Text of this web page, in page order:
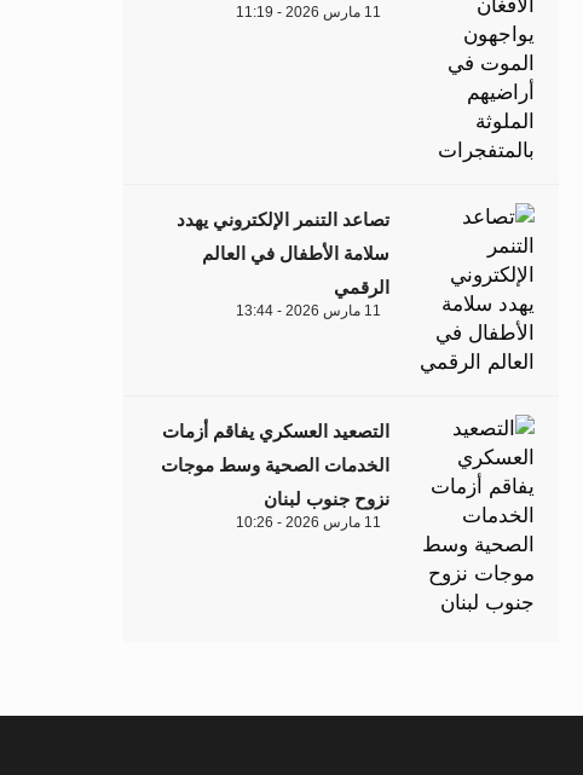
11 مارس 2026 - 11:19
تصاعد التنمر الإلكتروني يهدد
سلامة الأطفال في العالم
الرقمي
11 مارس 2026 - 13:44
التصعيد العسكري يفاقم أزمات
الخدمات الصحية وسط موجات
نزوح جنوب لبنان
11 مارس 2026 - 10:26